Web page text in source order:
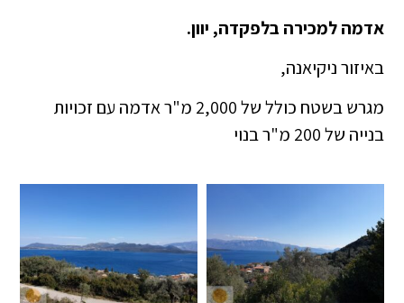
אדמה למכירה בלפקדה, יוון.
באיזור ניקיאנה,
מגרש בשטח כולל של 2,000 מ"ר אדמה עם זכויות
בנייה של 200 מ"ר בנוי